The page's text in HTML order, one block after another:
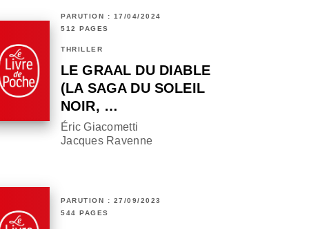
PARUTION : 17/04/2024
512 PAGES
THRILLER
LE GRAAL DU DIABLE
(LA SAGA DU SOLEIL
NOIR, …
Éric Giacometti
Jacques Ravenne
PARUTION : 27/09/2023
544 PAGES